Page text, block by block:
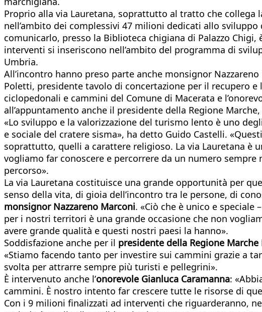
Proprio alla via Lauretana, soprattutto al tratto che
nell’ambito dei complessivi 47 milioni dedicati allo
comunicarlo, presso la Biblioteca chigiana di Palazzo Chigi,
interventi si inseriscono nell’ambito del programma di
Umbria.
All’incontro hanno preso parte anche monsignor
Poletti, presidente tavolo di concertazione per il recupero e
ciclopedonali e cammini del Comune di Macerata e
all’appuntamento anche il presidente della Regione
«Lo sviluppo e la valorizzazione del turismo lento è uno
e sociale del cratere sisma», ha detto Guido Castelli.
soprattutto, quelli a carattere religioso. La via Lauretana è
vogliamo far conoscere e percorrere da un numero
percorso».
La via Lauretana costituisce una grande opportunità per
senso della vita, di gioia dell’incontro tra le persone, di
monsignor Nazzareno Marconi. «Ciò che è unico e
per i nostri territori è una grande occasione che non
avere grande qualità e questi nostri paesi la hanno».
Soddisfazione anche per il presidente della Regione Marche
«Stiamo facendo tanto per investire sui cammini grazie a
svolta per attrarre sempre più turisti e pellegrini».
È intervenuto anche l’onorevole Gianluca Caramanna:
cammini. È nostro intento far crescere tutte le risorse di
Con i 9 milioni finalizzati ad interventi che riguarderanno,